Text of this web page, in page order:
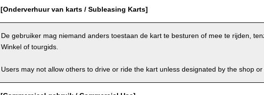
[Onderverhuur van karts / Subleasing Karts]
De gebruiker mag niemand anders toestaan de kart te besturen of mee te rijden,
Winkel of tourgids.
Users may not allow others to drive or ride the kart unless designated by the shop or